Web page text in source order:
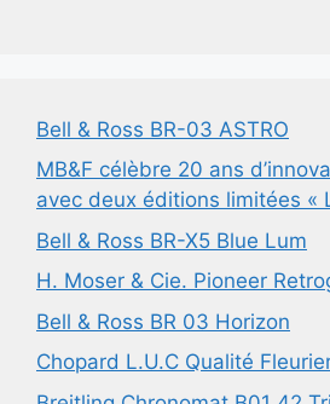
Bell & Ross BR-03 ASTRO
MB&F célèbre 20 ans
avec deux éditions limitées «
Bell & Ross BR-X5 Blue Lum
H. Moser & Cie. Pioneer
Bell & Ross BR 03 Horizon
Chopard L.U.C Qualité